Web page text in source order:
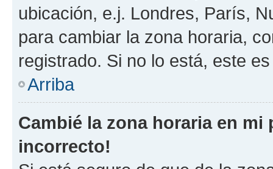
ubicación, e.j. Londres, París,
para cambiar la zona horaria,
registrado. Si no lo está, este
Arriba
Cambié la zona horaria en
incorrecto!